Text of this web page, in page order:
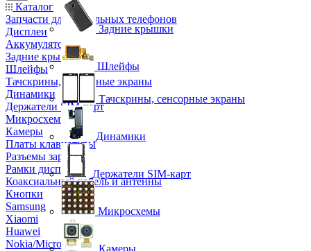
Каталог
Запчасти для мобильных телефонов
Дисплеи
Аккумуляторы
Задние крышки
Шлейфы
Тачскрины, сенсорные экраны
Динамики
Держатели SIM-карт
Микросхемы
Камеры
Платы клавиатуры
Разъемы зарядки
Рамки дисплея
Коаксиальный кабель и антенны
Кнопки
Samsung
Xiaomi
Huawei
Nokia/Microsoft
Задние крышки
Шлейфы
Тачскрины, сенсорные экраны
Динамики
Держатели SIM-карт
Микросхемы
Камеры